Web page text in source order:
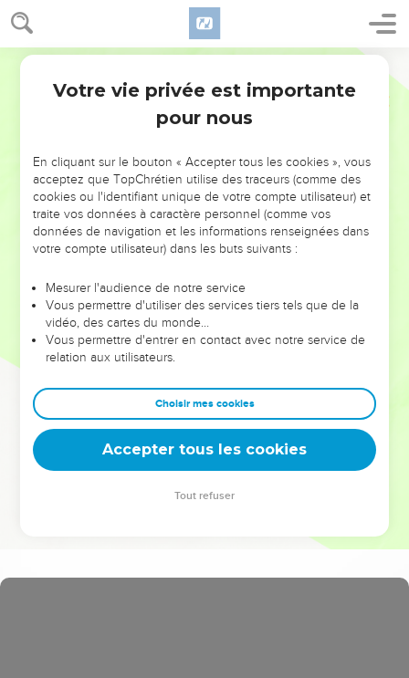
NE MANQUEZ PAS L’ÉVÉNEMENT
DE L’ANNÉE !
ET SI LEURS ERREURS POUVAIENT VOUS ÉVITER LES
VOTRES ?
leur foi ou leur vision. Mais on voit moins les doutes, les erreurs
et les saisons difficiles qu'ils ont traversés, alors même que ce
sont elles qui les ont façonnés.
Dans cette conférence, leaders, entrepreneurs, et responsables
clés pour avancer avec plus de sagesse afin que leurs erreurs
deviennent vos tremplins. Que vous guidiez un ministère, une
équipe, un groupe ou une famille, leur expérience est faite
Votre vie privée est importante
pour nous
En cliquant sur le bouton « Accepter tous les cookies », vous
acceptez que TopChrétien utilise des traceurs (comme des
cookies ou l'identifiant unique de votre compte utilisateur) et
traite vos données à caractère personnel (comme vos
données de navigation et les informations renseignées dans
votre compte utilisateur) dans les buts suivants :
Mesurer l'audience de notre service
Vous permettre d'utiliser des services tiers tels que de la
vidéo, des cartes du monde…
Vous permettre d'entrer en contact avec notre service de
relation aux utilisateurs.
Choisir mes cookies
Accepter tous les cookies
Tout refuser